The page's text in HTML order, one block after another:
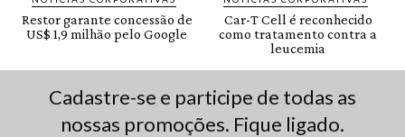
Cadastre-se e participe de todas as
nossas promoções. Fique ligado.